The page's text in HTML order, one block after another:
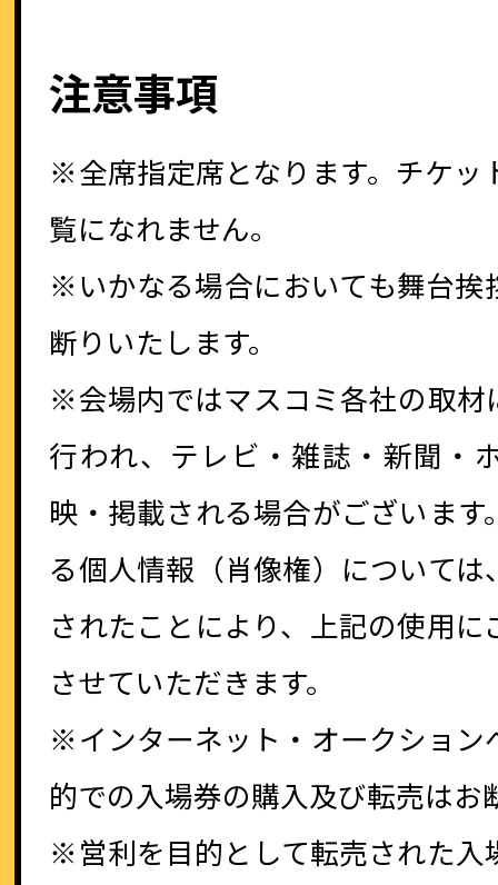
注意事項
※全席指定席となります。チケッ
覧になれません。
※いかなる場合においても舞台挨
断りいたします。
※会場内ではマスコミ各社の取材
行われ、テレビ・雑誌・新聞・
映・掲載される場合がございま
る個人情報（肖像権）について
されたことにより、上記の使用
させていただきます。
※インターネット・オークション
的での入場券の購入及び転売はお
※営利を目的として転売された入